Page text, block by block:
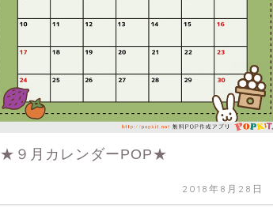
★９月カレンダーPOP★
2018年8月28日